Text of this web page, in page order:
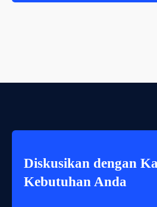
Diskusikan dengan
Kebutuhan Anda